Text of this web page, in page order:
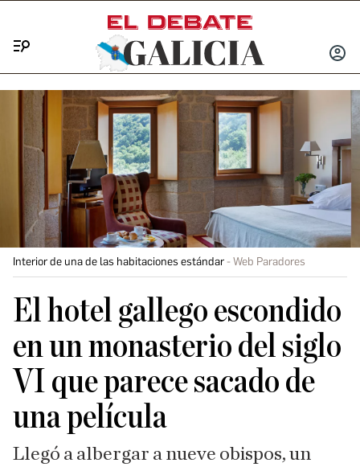
INICIAR
Interior de una de las habitaciones estándar Web Paradores
El hotel gallego escondido
en un monasterio del siglo
VI que parece sacado de
una película
Llegó a albergar a nueve obispos, un